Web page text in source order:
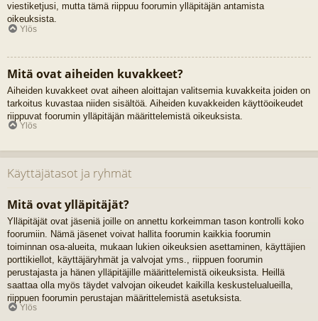
viestiketjusi, mutta tämä riippuu foorumin ylläpitäjän antamista
oikeuksista.
Ylös
Mitä ovat aiheiden kuvakkeet?
Aiheiden kuvakkeet ovat aiheen aloittajan valitsemia kuvakkeita joiden on
tarkoitus kuvastaa niiden sisältöä. Aiheiden kuvakkeiden käyttöoikeudet
riippuvat foorumin ylläpitäjän määrittelemistä oikeuksista.
Ylös
Käyttäjätasot ja ryhmät
Mitä ovat ylläpitäjät?
Ylläpitäjät ovat jäseniä joille on annettu korkeimman tason kontrolli koko
foorumiin. Nämä jäsenet voivat hallita foorumin kaikkia foorumin
toiminnan osa-alueita, mukaan lukien oikeuksien asettaminen, käyttäjien
porttikiellot, käyttäjäryhmät ja valvojat yms., riippuen foorumin
perustajasta ja hänen ylläpitäjille määrittelemistä oikeuksista. Heillä
saattaa olla myös täydet valvojan oikeudet kaikilla keskustelualueilla,
riippuen foorumin perustajan määrittelemistä asetuksista.
Ylös